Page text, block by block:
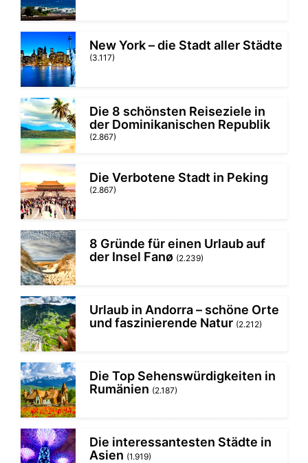
New York – die Stadt aller Städte
(3.117)
Die 8 schönsten Reiseziele in
der Dominikanischen Republik
(2.867)
Die Verbotene Stadt in Peking
(2.867)
8 Gründe für einen Urlaub auf
der Insel Fanø (2.239)
Urlaub in Andorra – schöne Orte
und faszinierende Natur (2.212)
Die Top Sehenswürdigkeiten in
Rumänien (2.187)
Die interessantesten Städte in
Asien (1.919)